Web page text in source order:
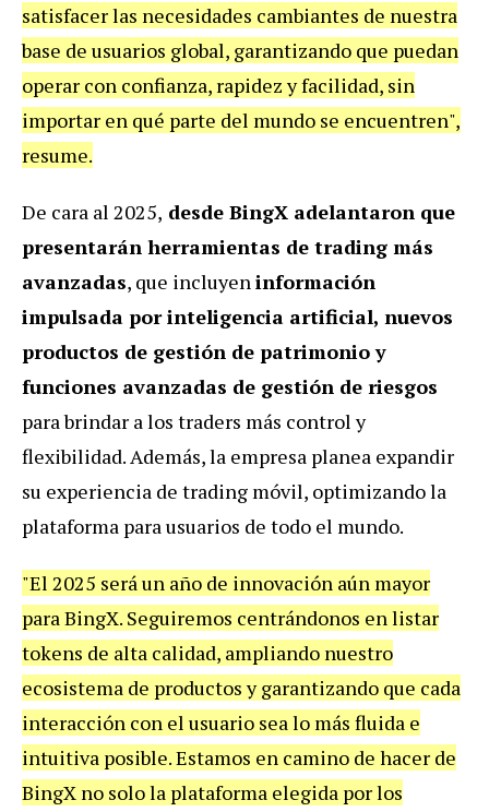
satisfacer las necesidades cambiantes de nuestra
base de usuarios global, garantizando que puedan
operar con confianza, rapidez y facilidad, sin
importar en qué parte del mundo se encuentren",
resume.
De cara al 2025, desde BingX adelantaron que
presentarán herramientas de trading más
avanzadas, que incluyeninformación
impulsada por inteligencia artificial, nuevos
productos de gestión de patrimonio y
funciones avanzadas de gestión de riesgos
para brindar a los traders más control y
flexibilidad. Además, la empresa planea expandir
su experiencia de trading móvil, optimizando la
plataforma para usuarios de todo el mundo.
"El 2025 será un año de innovación aún mayor
para BingX. Seguiremos centrándonos en listar
tokens de alta calidad, ampliando nuestro
ecosistema de productos y garantizando que cada
interacción con el usuario sea lo más fluida e
intuitiva posible. Estamos en camino de hacer de
BingX no solo la plataforma elegida por los